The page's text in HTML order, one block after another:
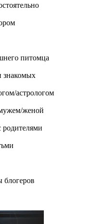
питомца
знакомых
астрологом
женой
родителями
блогеров